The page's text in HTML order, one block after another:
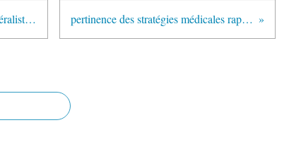
Fin de vie des patients : les généralistes attendent des moyens, pas des reproches ! pertinence des stratégies médicales rapport de l'académie de médecine en mars 2013